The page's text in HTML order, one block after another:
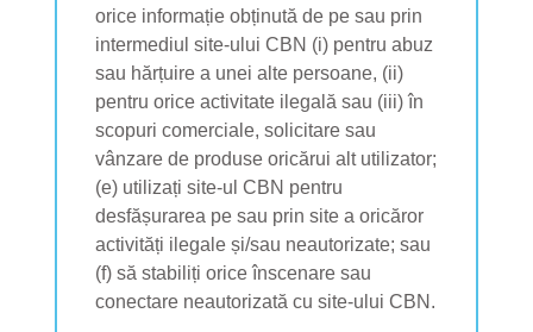
orice informație obținută de pe sau prin
intermediul site-ului CBN (i) pentru abuz
sau hărțuire a unei alte persoane, (ii)
pentru orice activitate ilegală sau (iii) în
scopuri comerciale, solicitare sau
vânzare de produse oricărui alt utilizator;
(e) utilizați site-ul CBN pentru
desfășurarea pe sau prin site a oricăror
activități ilegale și/sau neautorizate; sau
(f) să stabiliți orice înscenare sau
conectare neautorizată cu site-ului CBN.